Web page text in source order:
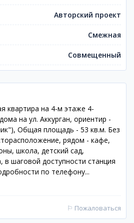
Авторский проект
Смежная
Совмещенный
квартира на 4-м этаже 4-
на ул. Аккурган, ориентир -
Общая площадь - 53 кв.м. Без
рядом - кафе,
школа, детский сад,
в шаговой доступности станция
по телефону...
⚐ Пожаловаться